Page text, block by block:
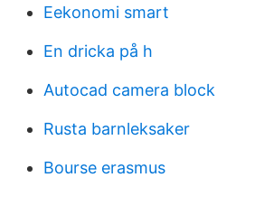
Eekonomi smart
En dricka på h
Autocad camera block
Rusta barnleksaker
Bourse erasmus